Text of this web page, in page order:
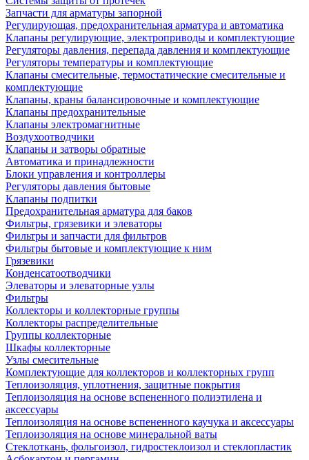
Запчасти для арматуры запорной
Регулирующая, предохранительная арматура и автоматика
Клапаны регулирующие, электроприводы и комплектующие
Регуляторы давления, перепада давления и комплектующие
Регуляторы температуры и комплектующие
Клапаны смесительные, термостатические смесительные и
комплектующие
Клапаны, краны балансировочные и комплектующие
Клапаны предохранительные
Клапаны электромагнитные
Воздухоотводчики
Клапаны и затворы обратные
Автоматика и принадлежности
Блоки управления и контроллеры
Регуляторы давления бытовые
Клапаны подпитки
Предохранительная арматура для баков
Фильтры, грязевики и элеваторы
Фильтры и запчасти для фильтров
Фильтры бытовые и комплектующие к ним
Грязевики
Конденсатоотводчики
Элеваторы и элеваторные узлы
Фильтры
Коллекторы и коллекторные группы
Коллекторы распределительные
Группы коллекторные
Шкафы коллекторные
Узлы смесительные
Комплектующие для коллекторов и коллекторных групп
Теплоизоляция, уплотнения, защитные покрытия
Теплоизоляция на основе вспененного полиэтилена и
аксессуары
Теплоизоляция на основе вспененного каучука и аксессуары
Теплоизоляция на основе минеральной ваты
Стеклоткань, фольгоизол, гидростеклоизол и стеклопластик